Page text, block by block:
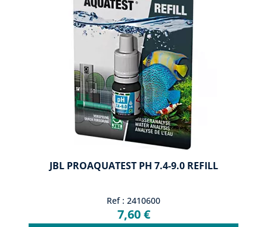
JBL PROAQUATEST PH 7.4-9.0 REFILL
Ref : 2410600
7,60 €